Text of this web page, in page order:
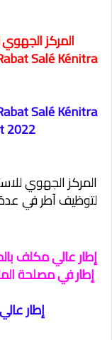
المركز الجهوي
Salé Kénitra
Salé Kénitra
2022
المركز الجهوي
لتوظيف آطر في عدة
إطار عالي مكلف
إطار في مصلحة
إطار عالي